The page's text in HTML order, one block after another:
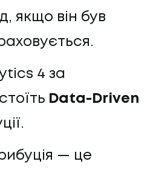
якщо він був
4 за
Data-Driven
— це